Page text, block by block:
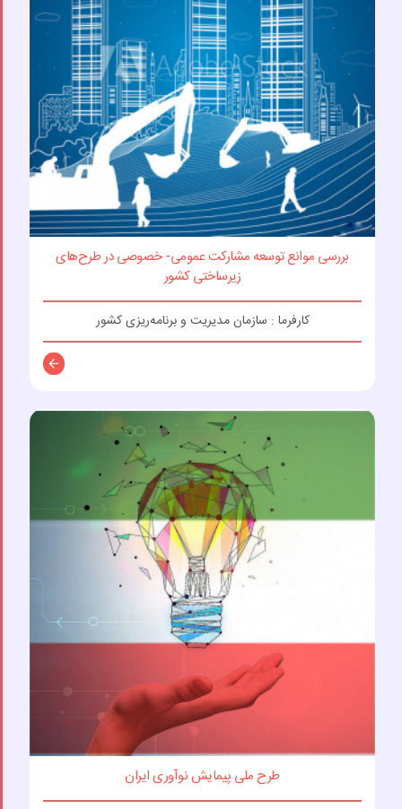
بررسی موانع توسعه مشارکت عمومی- خصوصی در طرح‌های
زیرساختی کشور
کارفرما : سازمان مدیریت و برنامه‌ریزی کشور
طرح ملی پیمایش نوآوری ایران